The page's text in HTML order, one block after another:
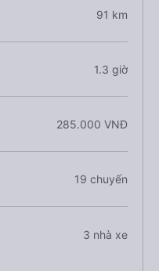
91 km
1.3 giờ
285.000 VNĐ
19 chuyến
3 nhà xe